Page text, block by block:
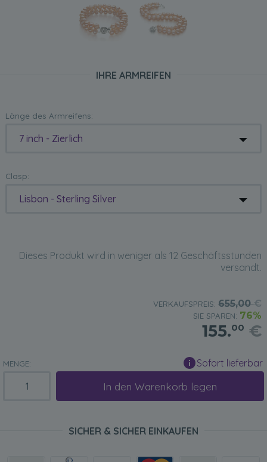
IHRE ARMREIFEN
Länge des Armreifens:
7 inch - Zierlich
Clasp:
Lisbon - Sterling Silver
Dieses Produkt wird in weniger als 12 Geschäftsstunden
versandt.
VERKAUFSPREIS: 655,00€
SIE SPAREN: 76%
155.00 €
MENGE: Sofort lieferbar
In den Warenkorb legen
SICHER & SICHER EINKAUFEN